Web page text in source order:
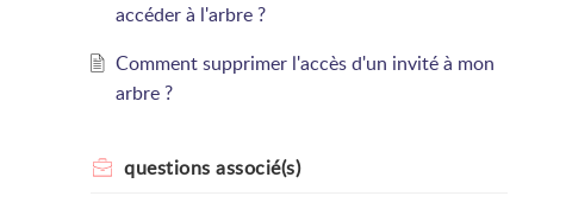
accéder à l'arbre ?
Comment supprimer l'accès d'un invité à mon
arbre ?
questions associé(s)